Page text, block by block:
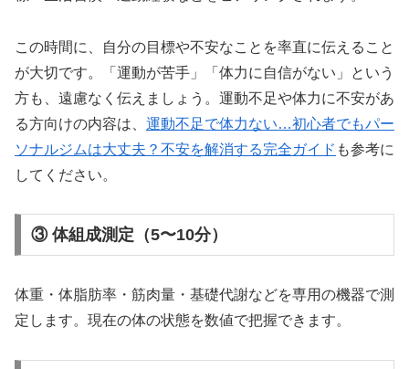
この時間に、自分の目標や不安なことを率直に伝えること
が大切です。「運動が苦手」「体力に自信がない」という
方も、遠慮なく伝えましょう。運動不足や体力に不安があ
る方向けの内容は、 運動不足で体力ない…初心者でもパー
ソナルジムは大丈夫？不安を解消する完全ガイド も参考に
してください。
③ 体組成測定（5〜10分）
体重・体脂肪率・筋肉量・基礎代謝などを専用の機器で測
定します。現在の体の状態を数値で把握できます。